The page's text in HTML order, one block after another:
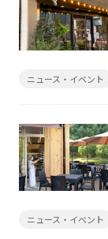
ニュース・イベント
ニュース・イベント